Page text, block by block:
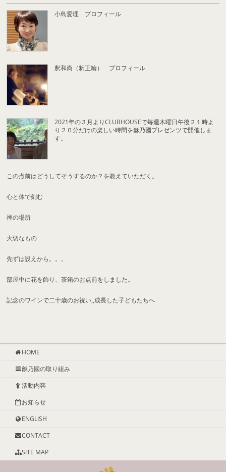
小島愛理 プロフィール
釈和尚（釈正輪） プロフィール
2021年の３月よりCLUBHOUSEで毎週木曜日午後２１時よ
り２０分だけの楽しい時間を龢乃國プレゼンツで開催しま
す。
この点前はどうしてそうするのか？を教えていただく。
心と体で刻む
禅の場所
大切なもの
先ずは設えから。。。
部屋中に花を飾り、茶箱のお点前をしました。
記念のワインで二十歳のお祝い,,成長した子どもたちへ
HOME
龢乃國の取り組み
活動内容
お知らせ
ENGLISH
CONTACT
SITE MAP